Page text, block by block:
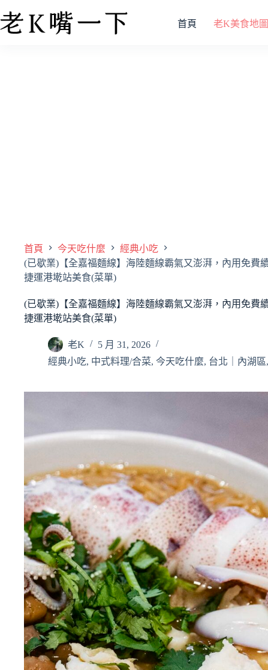
首頁 老K美食地圖
首頁 今天吃什麼
經典小吃
(已歇業)【全嘉福麵線】海陸麵線霸氣又澎湃，內用免費
捷運港墘站美食(菜單)
(已歇業)【全嘉福麵線】海陸麵線霸氣又澎湃，內用免費
捷運港墘站美食(菜單)
老K
5 月 31, 2026
經典小吃, 中式料理/合菜, 今天吃什麼, 台北｜內湖區,